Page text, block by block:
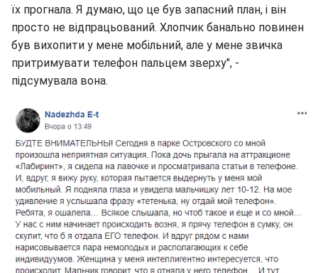
їх прогнала. Я думаю, що це був запасний план, і він
просто не відпрацьований. Хлопчик банально повинен
був вихопити у мене мобільний, але у мене звичка
притримувати телефон пальцем зверху", -
підсумувала вона.